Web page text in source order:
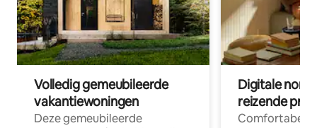
Volledig gemeubileerde
vakantiewoningen
Deze gemeubileerde
Digitale
reizende
Comfortabele